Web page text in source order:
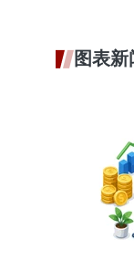
图表新